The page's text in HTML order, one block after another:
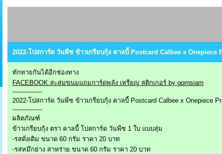
2022-โปสการ์ด วันพีซ ข้าวเกรียบกุ้ง คาลบี้ Postcard Calbee x Onepiece
ทักทายกันได้อีกช่องทาง
FACEBOOK:สะสมขนมแถมการ์ดพลัง เหรียญ สติกเกอร์ by gornsiam
---------------
2022-โปสการ์ด วันพีซ ข้าวเกรียบกุ้ง คาลบี้ Postcard Calbee x Onepiece
---------------
ผลิตภัณฑ์
ข้าวเกรียบกุ้ง ตรา คาลบี้ โปสการ์ด วันพีซ 1 ใบ แบบสุ่ม
-รสดั่งเดิม ขนาด 60 กรัม ราคา 20 บาท
-รสหมึกย่าง สาหร่าย ขนาด 60 กรัม ราคา 20 บาท